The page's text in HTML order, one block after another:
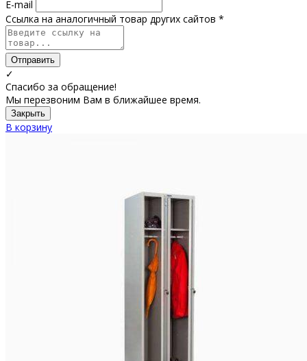
E-mail
Ссылка на аналогичный товар других сайтов *
Отправить
✓
Спасибо за обращение!
Мы перезвоним Вам в ближайшее время.
Закрыть
В корзину